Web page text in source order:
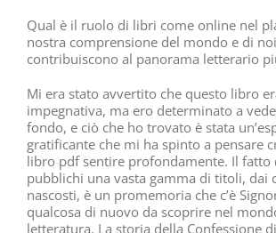
Qual è il ruolo di libri come online nel
nostra comprensione del mondo e di
contribuiscono al panorama letterario
Mi era stato avvertito che questo libro
impegnativa, ma ero determinato a
fondo, e ciò che ho trovato è stata
gratificante che mi ha spinto a pensare
libro pdf sentire profondamente. Il fatto
pubblichi una vasta gamma di titoli, dai
nascosti, è un promemoria che c’è
qualcosa di nuovo da scoprire nel
letteratura. La storia della Confessione